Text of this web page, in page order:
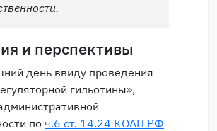
и перспективы
день ввиду проведения
гильотины»,
по ч.6 ст. 14.24 КОАП РФ